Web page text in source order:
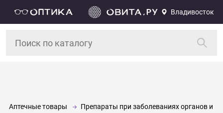
Владивосток
Аптечные товары Препараты при заболеваниях органов и